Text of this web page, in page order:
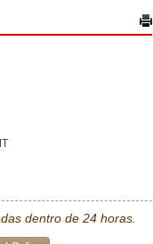
dentro de 24 horas.